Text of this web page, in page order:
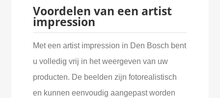
Voordelen van een artist
impression
Met een artist impression in Den Bosch bent
u volledig vrij in het weergeven van uw
producten. De beelden zijn fotorealistisch
en kunnen eenvoudig aangepast worden